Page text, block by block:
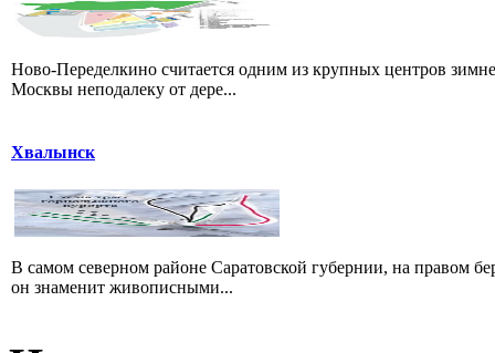
Ново-Переделкино считается одним из крупных центров
Москвы неподалеку от дере...
Хвалынск
В самом северном районе Саратовской губернии, на правом
он знаменит живописными...